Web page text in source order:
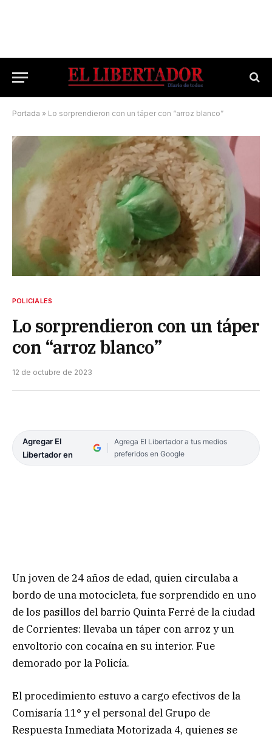
Portada » Lo sorprendieron con un táper con “arroz blanco”
POLICIALES
Lo sorprendieron con un táper
con “arroz blanco”
12 de octubre de 2023
Agregar El
Libertador en
Agrega El Libertador a tus medios
preferidos en Google
Un joven de 24 años de edad, quien circulaba a
bordo de una motocicleta, fue sorprendido en uno
de los pasillos del barrio Quinta Ferré de la ciudad
de Corrientes: llevaba un táper con arroz y un
envoltorio con cocaína en su interior. Fue
demorado por la Policía.
El procedimiento estuvo a cargo efectivos de la
Comisaría 11° y el personal del Grupo de
Respuesta Inmediata Motorizada 4, quienes se